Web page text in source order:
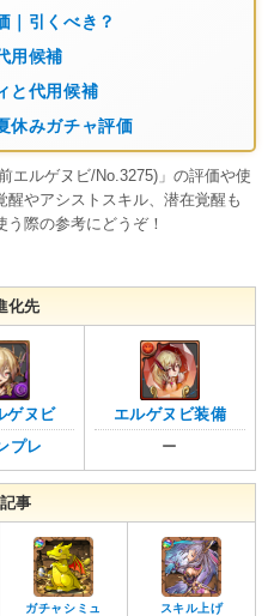
｜引くべき？
用候補
と代用候補
休みガチャ評価
エルゲヌビ/No.3275)」の評価や使
やアシストスキル、潜在覚醒も
際の参考にどうぞ！
化先
ゲヌビ
プレ
エルゲヌビ装備
ー
事
ガチャシミュ スキル上げ